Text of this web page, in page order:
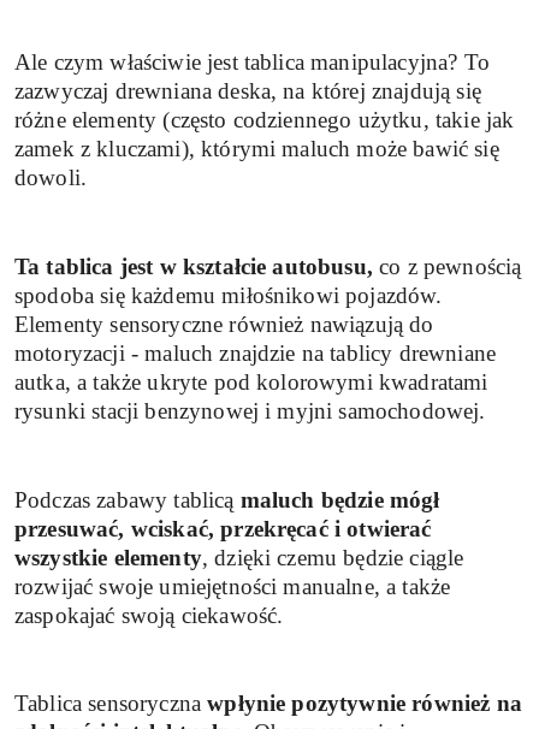
Ale czym właściwie jest tablica manipulacyjna? To
zazwyczaj drewniana deska, na której znajdują się
różne elementy (często codziennego użytku, takie jak
zamek z kluczami), którymi maluch może bawić się
dowoli.
Ta tablica jest w kształcie autobusu, co z pewnością
spodoba się każdemu miłośnikowi pojazdów.
Elementy sensoryczne również nawiązują do
motoryzacji - maluch znajdzie na tablicy drewniane
autka, a także ukryte pod kolorowymi kwadratami
rysunki stacji benzynowej i myjni samochodowej.
Podczas zabawy tablicą maluch będzie mógł
przesuwać, wciskać, przekręcać i otwierać
wszystkie elementy, dzięki czemu będzie ciągle
rozwijać swoje umiejętności manualne, a także
zaspokajać swoją ciekawość.
Tablica sensorycznawpłynie pozytywnie również na